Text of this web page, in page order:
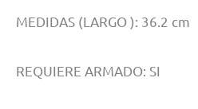
MEDIDAS (LARGO ): 36.2 cm
REQUIERE ARMADO: SI